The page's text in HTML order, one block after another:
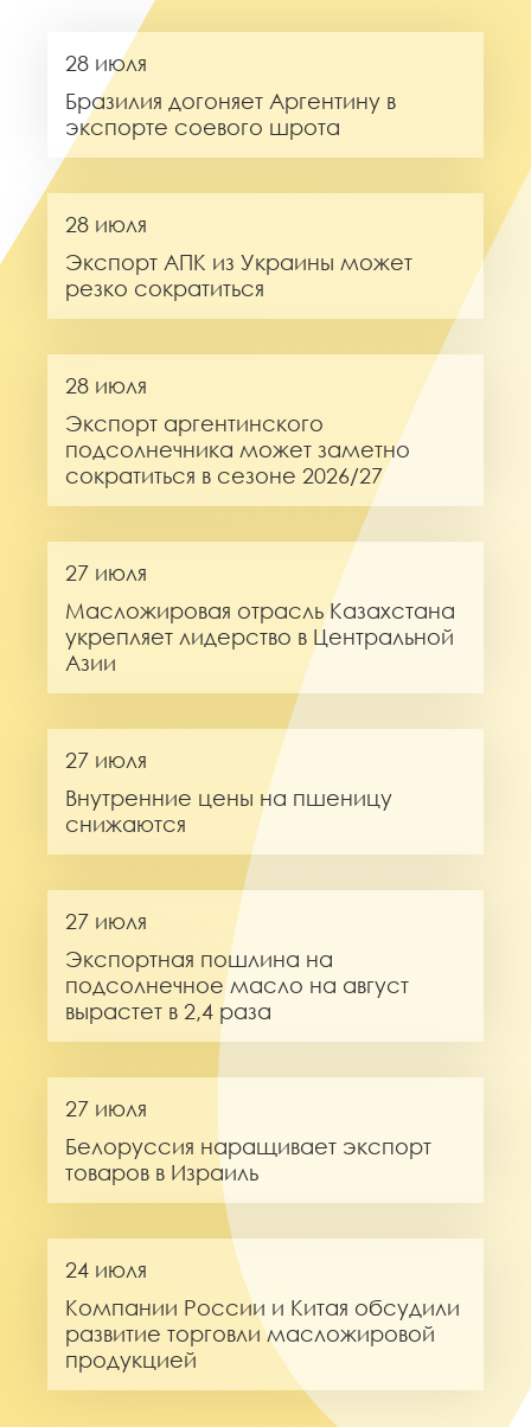
28 июля
Бразилия догоняет Аргентину в
экспорте соевого шрота
28 июля
Экспорт АПК из Украины может
резко сократиться
28 июля
Экспорт аргентинского
подсолнечника может заметно
сократиться в сезоне 2026/27
27 июля
Масложировая отрасль Казахстана
укрепляет лидерство в Центральной
Азии
27 июля
Внутренние цены на пшеницу
снижаются
27 июля
Экспортная пошлина на
подсолнечное масло на август
вырастет в 2,4 раза
27 июля
Белоруссия наращивает экспорт
товаров в Израиль
24 июля
Компании России и Китая обсудили
развитие торговли масложировой
продукцией